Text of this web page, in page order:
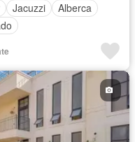
Jacuzzi
Alberca